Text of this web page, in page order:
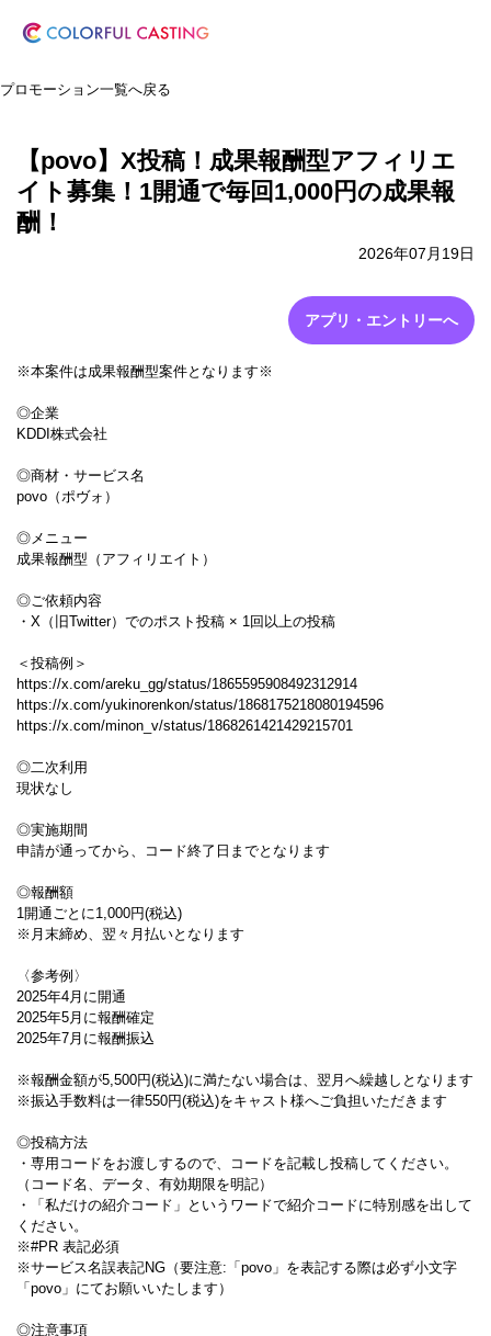
プロモーション一覧へ戻る
【povo】X投稿！成果報酬型アフィリエ
イト募集！1開通で毎回1,000円の成果報
酬！
2026年07月19日
アプリ・エントリーへ
※本案件は成果報酬型案件となります※
◎企業
KDDI株式会社
◎商材・サービス名
povo（ポヴォ）
◎メニュー
成果報酬型（アフィリエイト）
◎ご依頼内容
・X（旧Twitter）でのポスト投稿 × 1回以上の投稿
＜投稿例＞
https://x.com/areku_gg/status/1865595908492312914
https://x.com/yukinorenkon/status/1868175218080194596
https://x.com/minon_v/status/1868261421429215701
◎二次利用
現状なし
◎実施期間
申請が通ってから、コード終了日までとなります
◎報酬額
1開通ごとに1,000円(税込)
※月末締め、翌々月払いとなります
〈参考例〉
2025年4月に開通
2025年5月に報酬確定
2025年7月に報酬振込
※報酬金額が5,500円(税込)に満たない場合は、翌月へ繰越しとなります
※振込手数料は一律550円(税込)をキャスト様へご負担いただきます
◎投稿方法
・専用コードをお渡しするので、コードを記載し投稿してください。
（コード名、データ、有効期限を明記）
・「私だけの紹介コード」というワードで紹介コードに特別感を出して
ください。
※#PR 表記必須
※サービス名誤表記NG（要注意:「povo」を表記する際は必ず小文字
「povo」にてお願いいたします）
◎注意事項